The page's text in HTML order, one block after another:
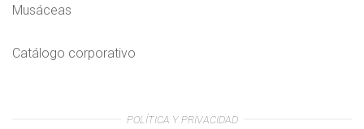
Musáceas
Catálogo corporativo
POLÍTICA Y PRIVACIDAD